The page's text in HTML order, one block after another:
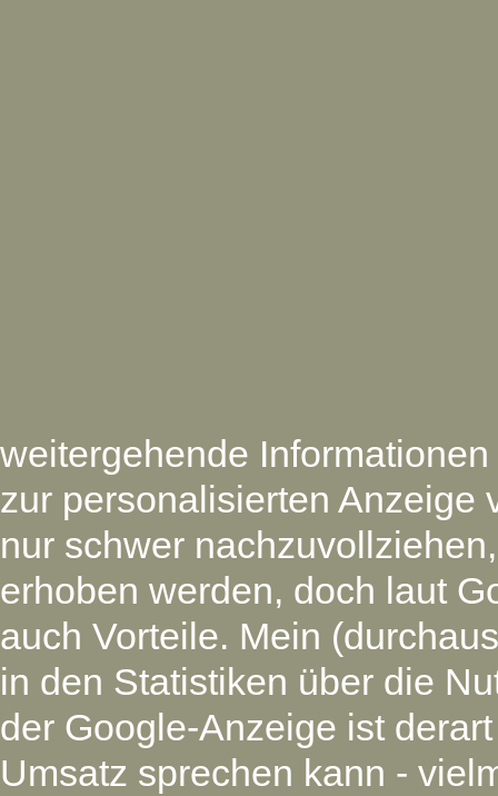
weitergehende
zur personalisierten Anzeige
nur schwer
erhoben werden, doch laut
auch Vorteile. Mein
in den Statistiken über die
der Google-Anzeige ist
Umsatz sprechen kann -